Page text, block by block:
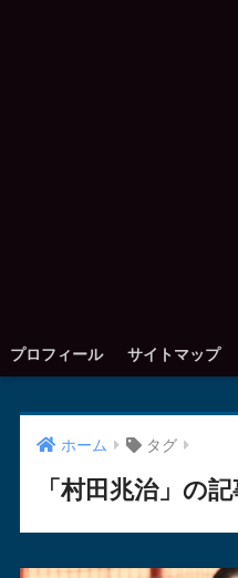
プロフィール サイトマップ
ホーム タグ
「村田兆治」の